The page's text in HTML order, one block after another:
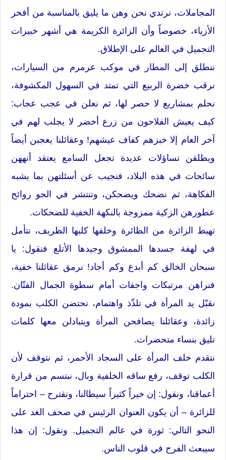
المجاملات، نرتدي نحن وهن ما يليق بالمناسبة من أفخر
الأزياء، خصوصاً وأن الزائرة الكريمة هي أشهر خبيرات
التجميل في العالم على الإطلاق.
ننطلق إلى المطار في موكب عرمرم من السيارات،
نرقب خضرة الربيع التي تمتد في السهول المكشوفة،
نحلم بمشاريع لا حصر لها، ثم نعلن في عجب عجاب:
كيف يعيش الفلاحون من زرع أخضر لا يجلب لهم في
آخر العام إلا خبزهم كفاف عيشهم! وعقائلنا يعجبن أيضاً
ويطلقن تساؤلات عديدة تجعل السامع يعتقد أنههن
سائحات في هذه البلاد، فنجيب عن أسئلتهن بما يشبه
الفكاهة، ثم نضحك ويضحكن، وتنتشر في الجو روائح
عطورهن الزكية ممزوجة بالنكهة الخفية للضحكات.
تهبط الزائرة من الطائرة وخلفها كلبها الظريف، نتأمل
في لهفة جسدها الممشوق وجيدها الأتلع فنقول: يا
سبحان الخالق كم أبدع وكم أجاد! نرمق عقائلنا خفية،
فنراهن مرتبكات واجفات أمام سطوة الجمال الفتّان.
نقبّل يد المرأة في تلذّذ واهتمام، نحتضن الكلب بمودة
زائدة، وعقائلنا يصافحن المرأة ويتبادلن معها كلمات
تليق بنساء متحضرات.
نتقدم خلف المرأة على السجاد الأحمر، ثم نتوقف لأن
الكلب توقف، رفع ساقه الخلفية وبال، نبتسم من قرارة
أعماقنا، ونقول: إن خيراً كثيراً سيطالنا، ونقترح – احتراماً
للزائرة – أن يكون العنوان الرئيس في صحف الغد على
النحو التالي: ثورة في عالم التجميل. ونقول: إن هذا
سيبعث الفرح في قلوب الناس.